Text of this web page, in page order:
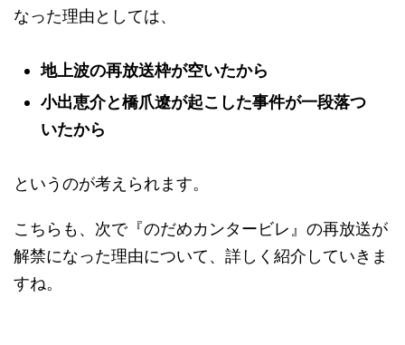
なった理由としては、
地上波の再放送枠が空いたから
小出恵介と橋爪遼が起こした事件が一段落つ
いたから
というのが考えられます。
こちらも、次で『のだめカンタービレ』の再放送が
解禁になった理由について、詳しく紹介していきま
すね。